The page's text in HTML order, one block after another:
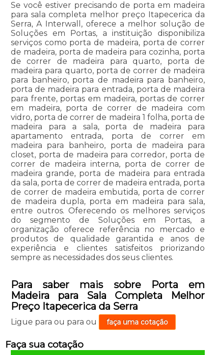
Se você estiver precisando de porta em madeira
para sala completa melhor preço Itapecerica da
Serra, A Interwall, oferece a melhor solução de
Soluções em Portas, a instituição disponibiliza
serviços como porta de madeira, porta de correr
de madeira, porta de madeira para cozinha, porta
de correr de madeira para quarto, porta de
madeira para quarto, porta de correr de madeira
para banheiro, porta de madeira para banheiro,
porta de madeira para entrada, porta de madeira
para frente, portas em madeira, portas de correr
em madeira, porta de correr de madeira com
vidro, porta de correr de madeira 1 folha, porta de
madeira para a sala, porta de madeira para
apartamento entrada, porta de correr em
madeira para banheiro, porta de madeira para
closet, porta de madeira para corredor, porta de
correr de madeira interna, porta de correr de
madeira grande, porta de madeira para entrada
da sala, porta de correr de madeira entrada, porta
de correr de madeira embutida, porta de correr
de madeira dupla, porta em madeira para sala,
entre outros. Oferecendo os melhores serviços
do segmento de Soluções em Portas, a
organização oferece referência no mercado e
produtos de qualidade garantida e anos de
experiência e clientes satisfeitos priorizando
sempre as necessidades dos seus clientes.
Para saber mais sobre Porta em
Madeira para Sala Completa Melhor
Preço Itapecerica da Serra
Ligue para ou para ou faça uma cotação
Faça sua cotação